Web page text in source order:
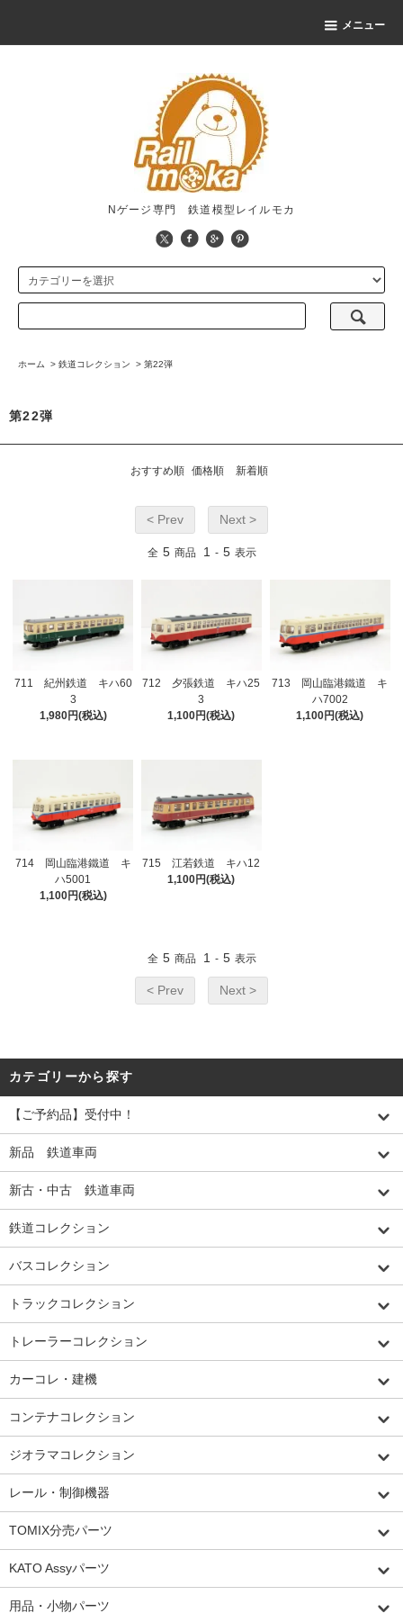
メニュー
Nゲージ専門 鉄道模型レイルモカ
ホーム > 鉄道コレクション > 第22弾
第22弾
おすすめ順 価格順 新着順
< Prev Next >
全 5 商品 1 - 5 表示
711 紀州鉄道 キハ60
3
1,980円(税込)
712 夕張鉄道 キハ25
3
1,100円(税込)
713 岡山臨港鐵道 キ
ハ7002
1,100円(税込)
714 岡山臨港鐵道 キ
ハ5001
1,100円(税込)
715 江若鉄道 キハ12
1,100円(税込)
全 5 商品 1 - 5 表示
< Prev Next >
カテゴリーから探す
【ご予約品】受付中！
新品 鉄道車両
新古・中古 鉄道車両
鉄道コレクション
バスコレクション
トラックコレクション
トレーラーコレクション
カーコレ・建機
コンテナコレクション
ジオラマコレクション
レール・制御機器
TOMIX分売パーツ
KATO Assyパーツ
用品・小物パーツ